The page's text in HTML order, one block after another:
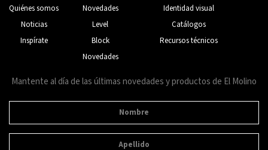
Quiénes somos
Noticias
Inspírate
Novedades
Level
Block
Novedades
Identidad visual
Catálogos
Recursos técnicos
Mantente al día de las últimas novedades y productos de El Molino